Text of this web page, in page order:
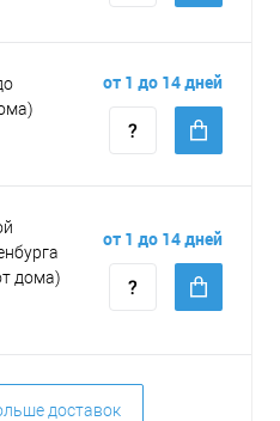
от 1 до 14 дней
дома)
от 1 до 14 дней
доставок